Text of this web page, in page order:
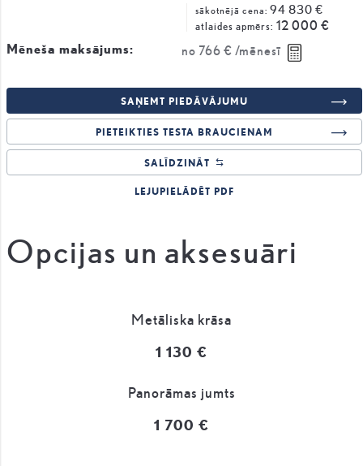
sākotnējā cena: 94 830 €
atlaides apmērs: 12 000 €
Mēneša maksājums:
no 766 € /mēnesī
SAŅEMT PIEDĀVĀJUMU
PIETEIKTIES TESTA BRAUCIENAM
SALĪDZINĀT
LEJUPIELĀDĒT PDF
Opcijas un aksesuāri
Metāliska krāsa
1 130 €
Panorāmas jumts
1 700 €